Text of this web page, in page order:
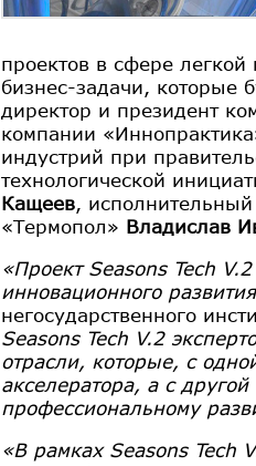
проектов в сфере
бизнес-задачи, которые
директор и президент
компании
индустрий при
технологической
Кащеев,
«Термопол» Владислав
«Проект Seasons Tech
инновационного
негосударственного
Seasons Tech V.2
отрасли, которые, с
акселератора, а с
профессиональному
«В рамках Seasons Tech